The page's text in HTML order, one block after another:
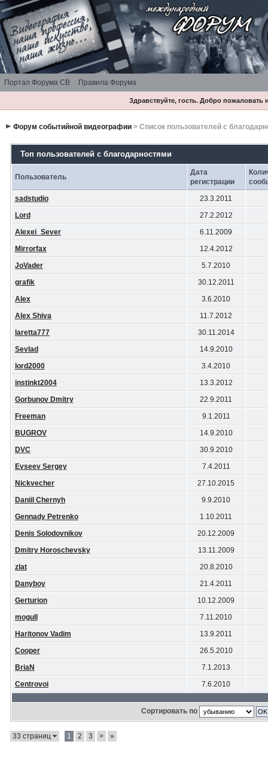
Портал Форума СВ Правила Форума
Здравствуйте, гость. Добро
Форум событийной видеографии> Список пользователей с
Топ пользователей с благодарностями
Пользователь
Дата
регистрации
sadstudio
23.3.2011
Lord
27.2.2012
Alexei_Sever
6.11.2009
Mirrorfax
12.4.2012
JoVader
5.7.2010
grafik
30.12.2011
Alex
3.6.2010
Alex Shiva
11.7.2012
laretta777
30.11.2014
Sevlad
14.9.2010
lord2000
3.4.2010
instinkt2004
13.3.2012
Gorbunov Dmitry
22.9.2011
Freeman
9.1.2011
BUGROV
14.9.2010
DVC
30.9.2010
Evseev Sergey
7.4.2011
Nickvecher
27.10.2015
Daniil Chernyh
9.9.2010
Gennady Petrenko
1.10.2011
Denis Solodovnikov
20.12.2009
Dmitry Horoschevsky
13.11.2009
zlat
20.8.2010
Danyboy
21.4.2011
Gerturion
10.12.2009
mogull
7.11.2010
Haritonov Vadim
13.9.2011
Cooper
26.5.2010
BriaN
7.1.2013
Centrovoi
7.6.2010
Сортировать по
33 страниц 1 2 3 > »